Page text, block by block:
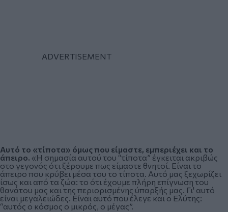
Αυτό το «τίποτα» όμως που είμαστε, εμπεριέχει και το
άπειρο. «Η σημασία αυτού του “τίποτα” έγκειται ακριβώς
στο γεγονός ότι ξέρουμε πως είμαστε θνητοί. Είναι το
άπειρο που κρύβει μέσα του το τίποτα. Αυτό μας ξεχωρίζει
ίσως και από τα ζώα: το ότι έχουμε πλήρη επίγνωση του
θανάτου μας και της περιορισμένης ύπαρξής μας. Γι' αυτό
είναι μεγαλειώδες. Είναι αυτό που έλεγε και ο Ελύτης:
“αυτός ο κόσμος ο μικρός, ο μέγας”.